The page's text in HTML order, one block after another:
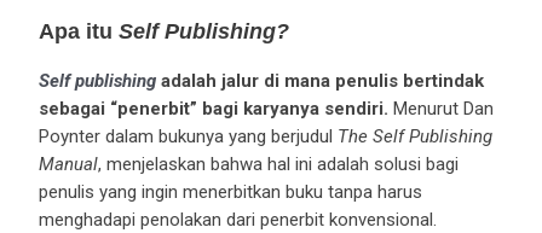
Apa itu Self Publishing?
Self publishingadalah jalur di mana penulis bertindak
sebagai “penerbit” bagi karyanya sendiri. Menurut Dan
Poynter dalam bukunya yang berjudul The Self Publishing
Manual, menjelaskan bahwa hal ini adalah solusi bagi
penulis yang ingin menerbitkan buku tanpa harus
menghadapi penolakan dari penerbit konvensional.